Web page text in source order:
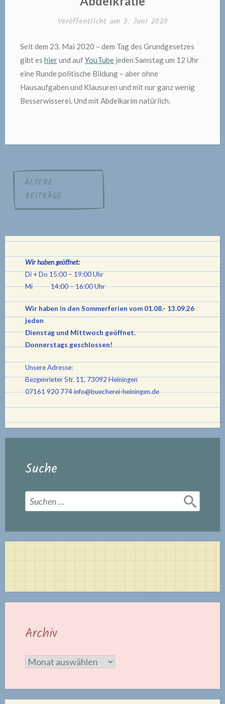
Veröffentlicht am 3. Juni 2020
Seit dem 23. Mai 2020 – dem Tag des Grundgesetzes
gibt es hierund aufYouTube jeden Samstag um 12 Uhr
eine Runde politische Bildung – aber ohne
Hausaufgaben und Klausuren und mit nur ganz wenig
Besserwisserei. Und mit Abdelkarim natürlich.
Beitragsnavigation
ÄLTERE
BEITRÄGE
Wir haben geöffnet:
Di + Do 15:00 – 19:00 Uhr
Mi 14:00 – 16:00 Uhr
Wir haben in den Sommerferien vom 01.08.- 13.09.26
jeden
Dienstag und Mittwoch geöffnet.
Donnerstags geschlossen!
Unsere Adresse:
Bezgenrieter Str. 11, 73092 Heiningen
07161 920 774info@buecherei-heiningen.de
Suche
Suchen
nach:
Archiv
Archiv